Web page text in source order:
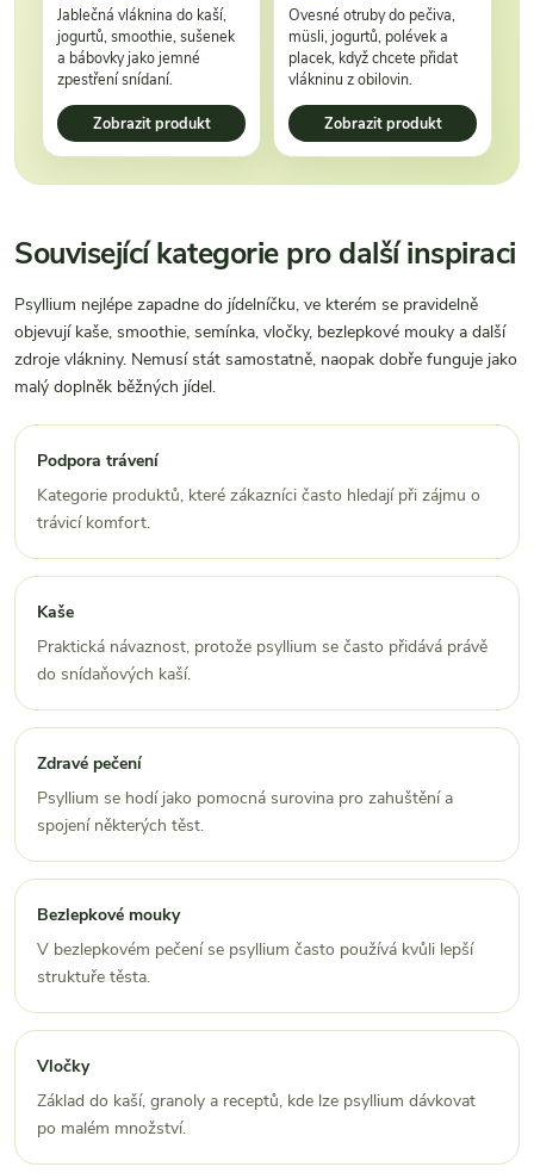
Jablečná vláknina do kaší,
jogurtů, smoothie, sušenek
a bábovky jako jemné
zpestření snídaní.
Zobrazit produkt
Ovesné otruby do pečiva,
müsli, jogurtů, polévek a
placek, když chcete přidat
vlákninu z obilovin.
Zobrazit produkt
Související kategorie pro další inspiraci
Psyllium nejlépe zapadne do jídelníčku, ve kterém se pravidelně
objevují kaše, smoothie, semínka, vločky, bezlepkové mouky a další
zdroje vlákniny. Nemusí stát samostatně, naopak dobře funguje jako
malý doplněk běžných jídel.
Podpora trávení
Kategorie produktů, které zákazníci často hledají při zájmu o
trávicí komfort.
Kaše
Praktická návaznost, protože psyllium se často přidává právě
do snídaňových kaší.
Zdravé pečení
Psyllium se hodí jako pomocná surovina pro zahuštění a
spojení některých těst.
Bezlepkové mouky
V bezlepkovém pečení se psyllium často používá kvůli lepší
struktuře těsta.
Vločky
Základ do kaší, granoly a receptů, kde lze psyllium dávkovat
po malém množství.